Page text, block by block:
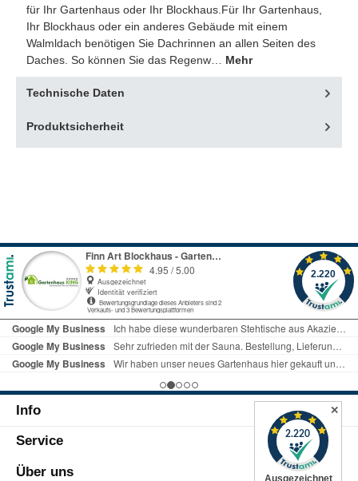
für Ihr Gartenhaus oder Ihr Blockhaus.Für Ihr Gartenhaus,
Ihr Blockhaus oder ein anderes Gebäude mit einem
Walmldach benötigen Sie Dachrinnen an allen Seiten des
Daches. So können Sie das Regenw… Mehr
Technische Daten
Produktsicherheit
Info
Service
Über uns
✕